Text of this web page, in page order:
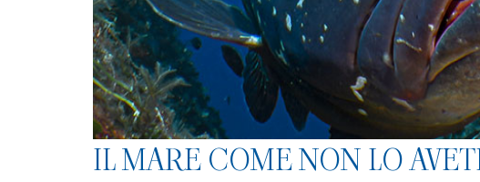
IL MARE COME NON LO